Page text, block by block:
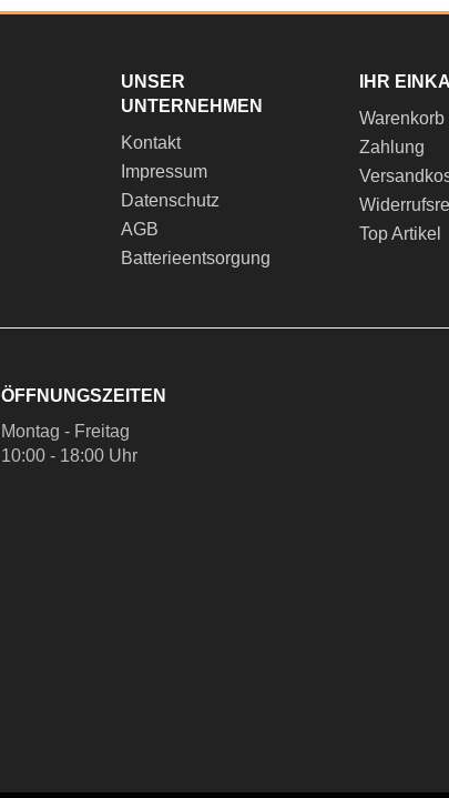
UNSER
UNTERNEHMEN
Kontakt
Impressum
Datenschutz
AGB
Batterieentsorgung
IHR
Warenkorb
Zahlung
Top Artikel
ÖFFNUNGSZEITEN
Montag - Freitag
10:00 - 18:00 Uhr